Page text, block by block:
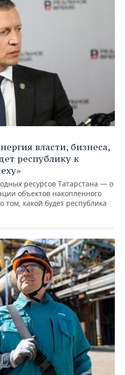
власти, бизнеса,
республику к
ресурсов Татарстана — о
объектов накопленного
какой будет республика